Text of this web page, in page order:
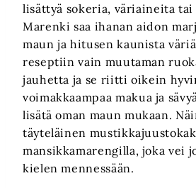
lisättyä sokeria, väriaineita tai
Marenki saa ihanan aidon
maun ja hitusen kaunista
reseptiin vain muutaman
jauhetta ja se riitti oikein
voimakkaampaa makua ja
lisätä oman maun mukaan.
täyteläinen
mansikkamarengilla, joka vei
kielen mennessään.